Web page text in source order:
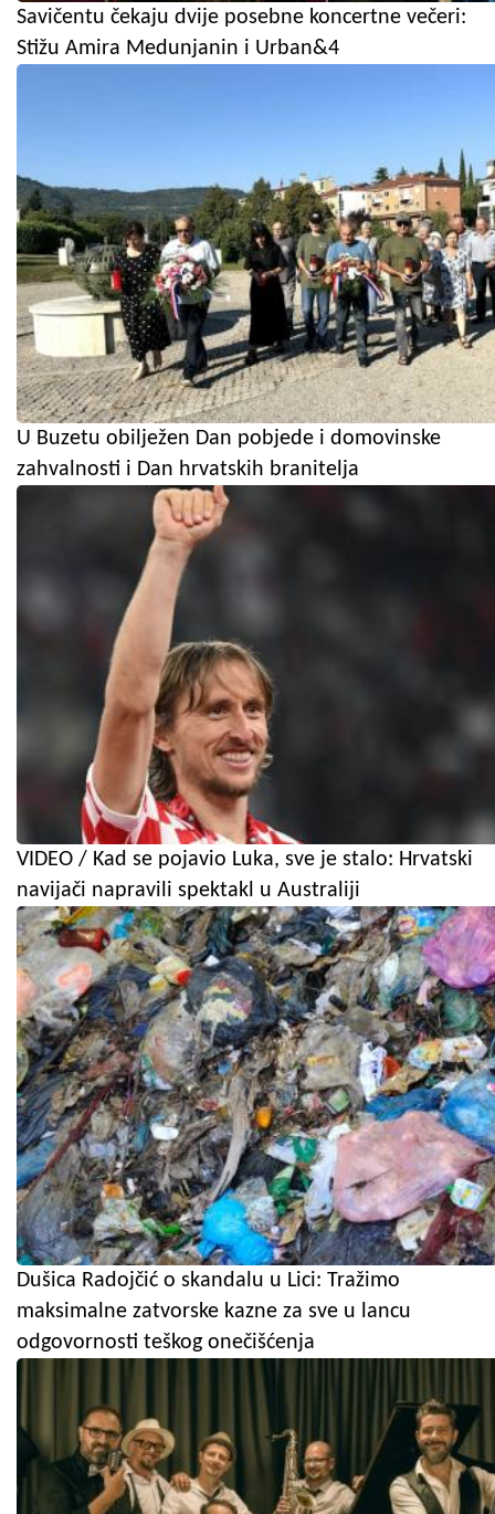
Savičentu čekaju dvije posebne koncertne večeri:
Stižu Amira Medunjanin i Urban&4
U Buzetu obilježen Dan pobjede i domovinske
zahvalnosti i Dan hrvatskih branitelja
VIDEO / Kad se pojavio Luka, sve je stalo: Hrvatski
navijači napravili spektakl u Australiji
Dušica Radojčić o skandalu u Lici: Tražimo
maksimalne zatvorske kazne za sve u lancu
odgovornosti teškog onečišćenja